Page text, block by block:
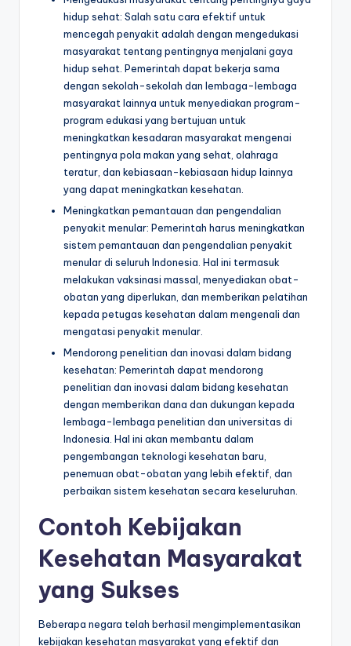
hidup sehat: Salah satu cara efektif untuk
mencegah penyakit adalah dengan mengedukasi
masyarakat tentang pentingnya menjalani gaya
hidup sehat. Pemerintah dapat bekerja sama
dengan sekolah-sekolah dan lembaga-lembaga
masyarakat lainnya untuk menyediakan program-
program edukasi yang bertujuan untuk
meningkatkan kesadaran masyarakat mengenai
pentingnya pola makan yang sehat, olahraga
teratur, dan kebiasaan-kebiasaan hidup lainnya
yang dapat meningkatkan kesehatan.
Meningkatkan pemantauan dan pengendalian
penyakit menular: Pemerintah harus meningkatkan
sistem pemantauan dan pengendalian penyakit
menular di seluruh Indonesia. Hal ini termasuk
melakukan vaksinasi massal, menyediakan obat-
obatan yang diperlukan, dan memberikan pelatihan
kepada petugas kesehatan dalam mengenali dan
mengatasi penyakit menular.
Mendorong penelitian dan inovasi dalam bidang
kesehatan: Pemerintah dapat mendorong
penelitian dan inovasi dalam bidang kesehatan
dengan memberikan dana dan dukungan kepada
lembaga-lembaga penelitian dan universitas di
Indonesia. Hal ini akan membantu dalam
pengembangan teknologi kesehatan baru,
penemuan obat-obatan yang lebih efektif, dan
perbaikan sistem kesehatan secara keseluruhan.
Contoh Kebijakan
Kesehatan Masyarakat
yang Sukses
Beberapa negara telah berhasil mengimplementasikan
kebijakan kesehatan masyarakat yang efektif dan